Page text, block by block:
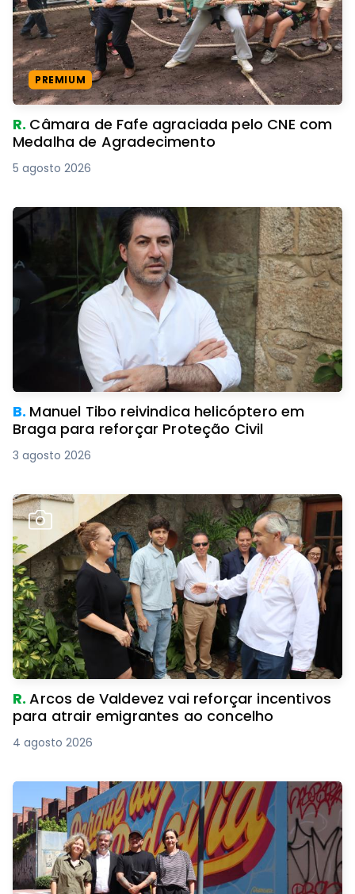
PREMIUM
R. Câmara de Fafe agraciada pelo CNE com
Medalha de Agradecimento
5 agosto 2026
B. Manuel Tibo reivindica helicóptero em
Braga para reforçar Proteção Civil
3 agosto 2026
R.Arcos de Valdevez vai reforçar incentivos
para atrair emigrantes ao concelho
4 agosto 2026